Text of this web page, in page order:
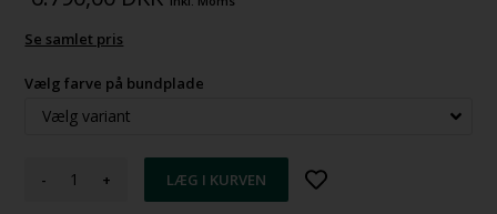
Se samlet pris
Vælg farve på bundplade
- +